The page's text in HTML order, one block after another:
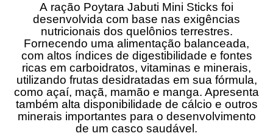
A ração Poytara Jabuti Mini Sticks foi
desenvolvida com base nas exigências
nutricionais dos quelônios terrestres.
Fornecendo uma alimentação balanceada,
com altos índices de digestibilidade e fontes
ricas em carboidratos, vitaminas e minerais,
utilizando frutas desidratadas em sua fórmula,
como açaí, maçã, mamão e manga. Apresenta
também alta disponibilidade de cálcio e outros
minerais importantes para o desenvolvimento
de um casco saudável.